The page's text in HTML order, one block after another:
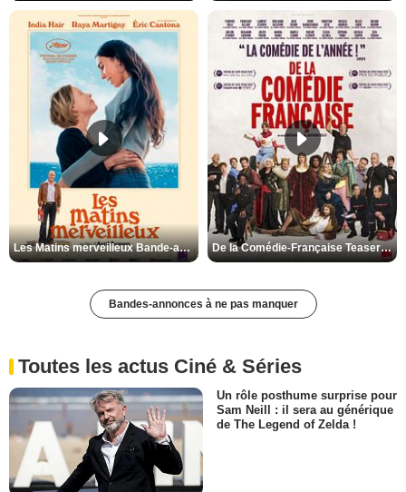
Les Matins merveilleux Bande-annonce VF De la Comédie-Française Teaser VF
Bandes-annonces à ne pas manquer
Toutes les actus Ciné & Séries
Un rôle posthume surprise pour
Sam Neill : il sera au générique
de The Legend of Zelda !